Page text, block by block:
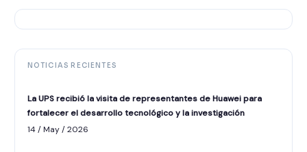
NOTICIAS RECIENTES
La UPS recibió la visita de representantes de Huawei para
fortalecer el desarrollo tecnológico y la investigación
14 / May / 2026